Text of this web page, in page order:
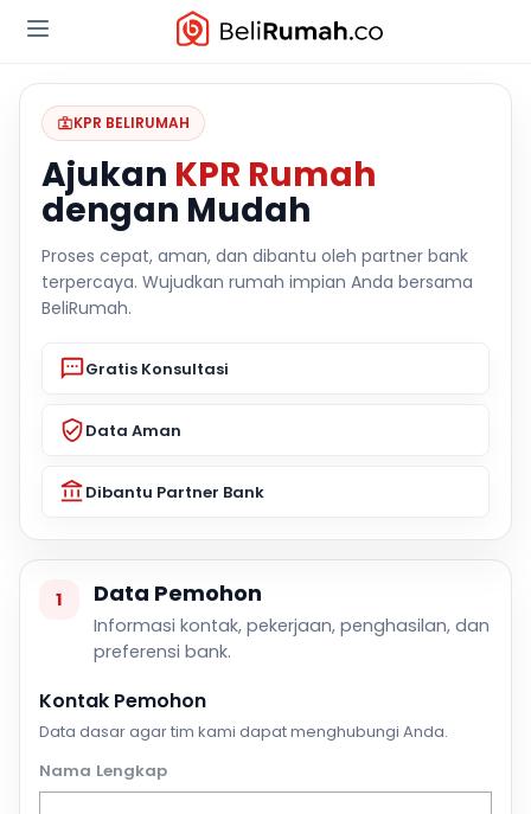
KPR BELIRUMAH
Ajukan KPR Rumah
dengan Mudah
Proses cepat, aman, dan dibantu oleh partner bank
terpercaya. Wujudkan rumah impian Anda bersama
BeliRumah.
Gratis Konsultasi
Data Aman
Dibantu Partner Bank
1 Data Pemohon
Informasi kontak, pekerjaan, penghasilan, dan
preferensi bank.
Kontak Pemohon
Data dasar agar tim kami dapat menghubungi Anda.
Nama Lengkap